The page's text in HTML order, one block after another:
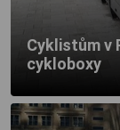
Cyklistům v
cykloboxy